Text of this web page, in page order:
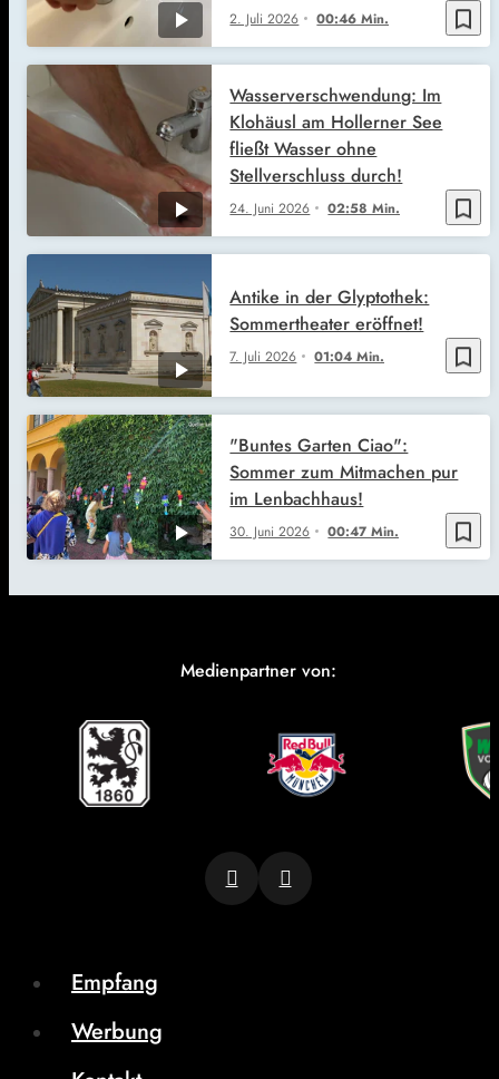
bookmark_border
2. Juli 2026 00:46 Min.
bookmark_border
24. Juni 2026 02:58 Min.
Wasserverschwendung: Im
Klohäusl am Hollerner See
fließt Wasser ohne
Stellverschluss durch!
bookmark_border
7. Juli 2026 01:04 Min.
Antike in der Glyptothek:
Sommertheater eröffnet!
bookmark_border
30. Juni 2026 00:47 Min.
"Buntes Garten Ciao":
Sommer zum Mitmachen pur
im Lenbachhaus!
Medienpartner von:
Empfang
Werbung